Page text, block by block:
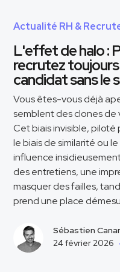
Actualité RH &
L'effet de halo :
recrutez
candidat sans le
Vous êtes-vous déjà
semblent des clones de
Cet biais invisible, piloté
le biais de similarité ou
influence
des entretiens, une
masquer des failles,
prend une place
Sébastien
24 février 2026